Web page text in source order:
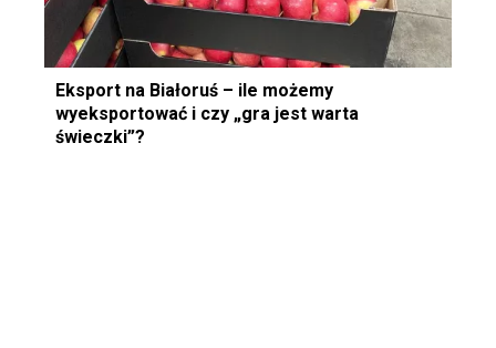
Eksport na Białoruś – ile możemy
wyeksportować i czy „gra jest warta
świeczki”?